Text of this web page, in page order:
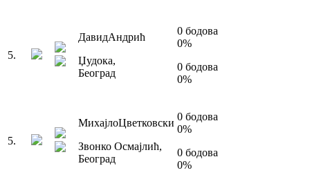
5.
ДавидАндрић
Џудока,
Београд
0 бодова
0%
0 бодова
0%
5.
МихајлоЦветковски
Звонко Осмајлић,
Београд
0 бодова
0%
0 бодова
0%